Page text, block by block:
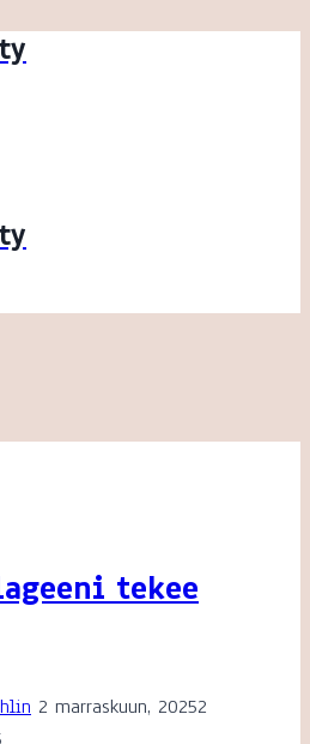
tekee
2 marraskuun, 20252